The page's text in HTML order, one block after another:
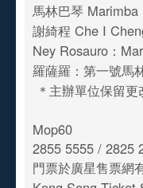
馬林巴琴 Marimba
謝綺程 Che I
Ney Rosauro：
羅薩羅：第一號馬
＊主辦單位保留
Mop60
2855 5555 / 2825
門票於廣星售票網